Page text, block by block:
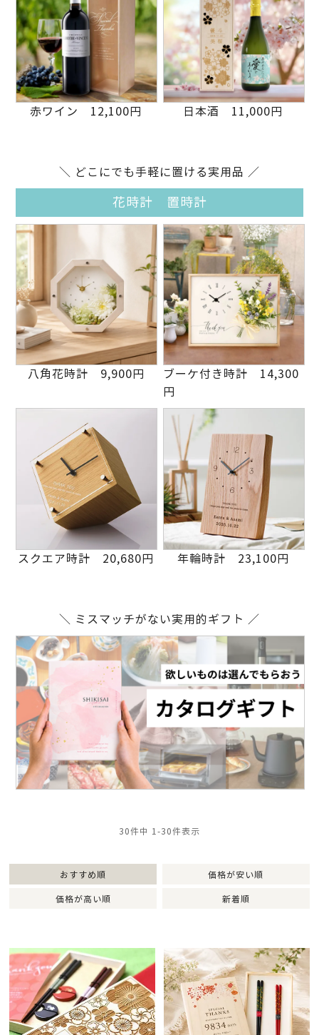
赤ワイン 12,100円 日本酒 11,000円
＼ どこにでも手軽に置ける実用品 ／
花時計 置時計
八角花時計 9,900円
ブーケ付き時計 14,300
円
スクエア時計 20,680円 年輪時計 23,100円
＼ ミスマッチがない実用的ギフト ／
おすすめ順 価格が安い順
価格が高い順 新着順
30件中 1-30件表示